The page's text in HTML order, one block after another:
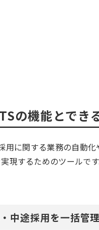
の機能とでき
用に関する業務の自動
現するためのツールで
中途採用を一括管理